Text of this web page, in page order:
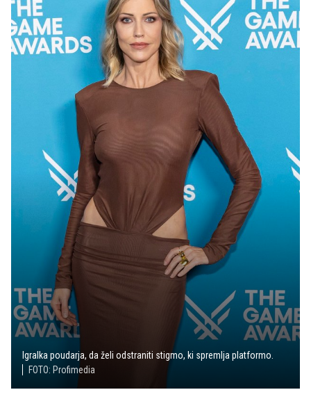
Igralka poudarja, da želi odstraniti stigmo, ki spremlja platformo.
FOTO: Profimedia